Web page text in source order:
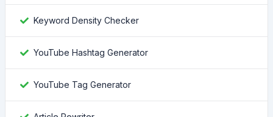
Keyword Density Checker
YouTube Hashtag Generator
YouTube Tag Generator